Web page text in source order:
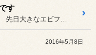
す
2016年5月8日